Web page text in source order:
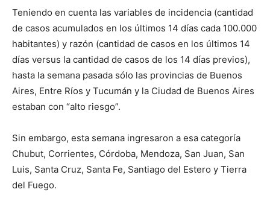
Teniendo en cuenta las variables de incidencia (cantidad
de casos acumulados en los últimos 14 días cada 100.000
habitantes) y razón (cantidad de casos en los últimos 14
días versus la cantidad de casos de los 14 días previos),
hasta la semana pasada sólo las provincias de Buenos
Aires, Entre Ríos y Tucumán y la Ciudad de Buenos Aires
estaban con “alto riesgo”.
Sin embargo, esta semana ingresaron a esa categoría
Chubut, Corrientes, Córdoba, Mendoza, San Juan, San
Luis, Santa Cruz, Santa Fe, Santiago del Estero y Tierra
del Fuego.